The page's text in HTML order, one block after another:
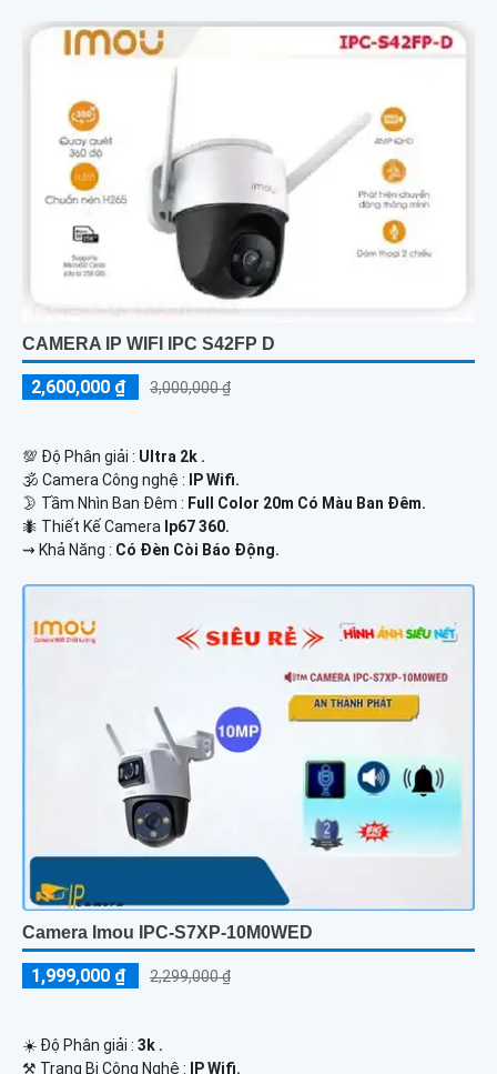
CAMERA IP WIFI IPC S42FP D
2,600,000 ₫ 3,000,000 ₫
💯 Độ Phân giải : Ultra 2k .
🕉️ Camera Công nghệ :
IP Wifi.
🌛 Tầm Nhìn Ban Đêm : Full Color 20m Có Màu Ban Đêm.
🐜 Thiết Kế Camera Ip67 360.
️⇝ Khả Năng : Có Đèn Còi Báo Động.
Camera Imou IPC-S7XP-10M0WED
1,999,000 ₫ 2,299,000 ₫
☀️ Độ Phân giải : 3k .
⚒ Trang Bị Công Nghệ :
IP Wifi.